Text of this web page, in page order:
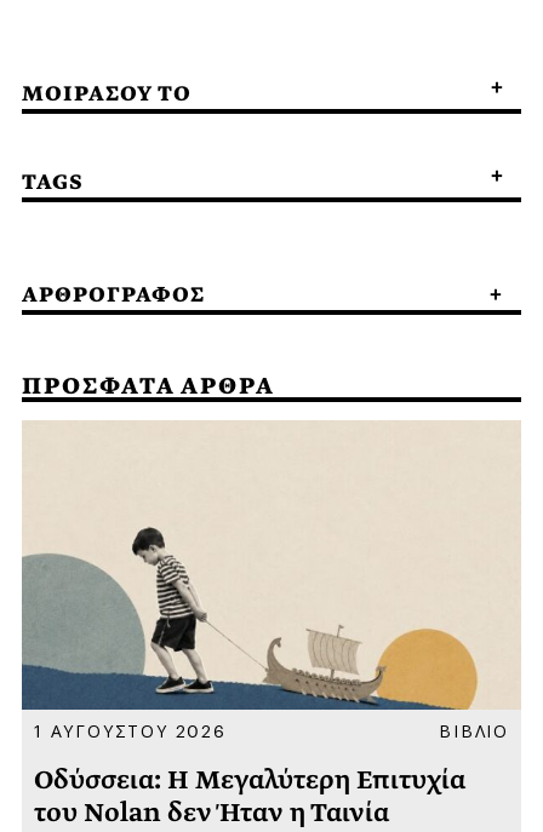
ΜΟΙΡΑΣΟΥ ΤΟ
TAGS
ΑΡΘΡΟΓΡΑΦΟΣ
ΠΡΟΣΦΑΤΑ ΑΡΘΡΑ
1 ΑΥΓΟΥΣΤΟΥ 2026 ΒΙΒΛΙΟ
Οδύσσεια: Η Μεγαλύτερη Επιτυχία
του Nolan δεν Ήταν η Ταινία